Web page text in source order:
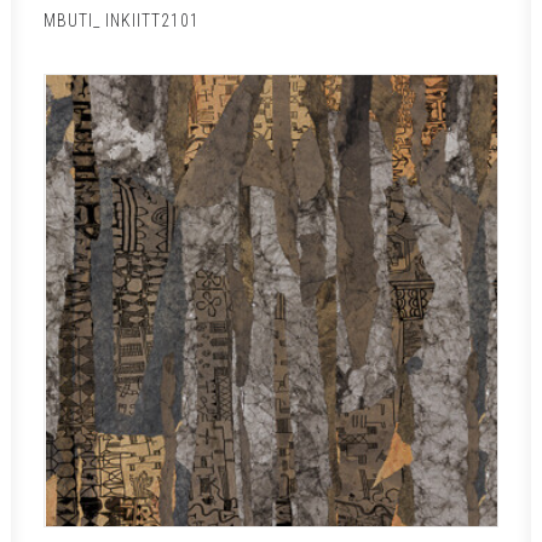
MBUTI_ INKIITT2101